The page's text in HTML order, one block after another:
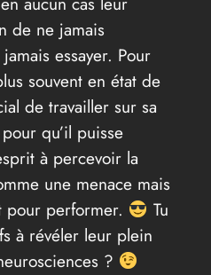
de ne jamais
essayer. Pour
souvent en état de
de travailler sur sa
qu’il puisse
à percevoir la
une menace mais
pour performer.
Tu
à révéler leur plein
?